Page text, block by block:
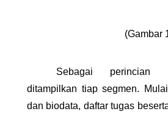
(Gambar
Sebagai perincian
ditampilkan tiap segmen.
dan biodata, daftar tugas